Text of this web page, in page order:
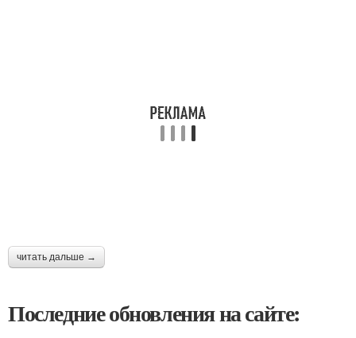
читать дальше →
Последние обновления на сайте: